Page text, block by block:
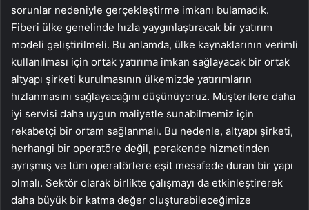
sorunlar nedeniyle gerçekleştirme imkanı bulamadık.
Fiberi ülke genelinde hızla yaygınlaştıracak bir yatırım
modeli geliştirilmeli. Bu anlamda, ülke kaynaklarının verimli
kullanılması için ortak yatırıma imkan sağlayacak bir ortak
altyapı şirketi kurulmasının ülkemizde yatırımların
hızlanmasını sağlayacağını düşünüyoruz. Müşterilere daha
iyi servisi daha uygun maliyetle sunabilmemiz için
rekabetçi bir ortam sağlanmalı. Bu nedenle, altyapı şirketi,
herhangi bir operatöre değil, perakende hizmetinden
ayrışmış ve tüm operatörlere eşit mesafede duran bir yapı
olmalı. Sektör olarak birlikte çalışmayı da etkinleştirerek
daha büyük bir katma değer oluşturabileceğimize